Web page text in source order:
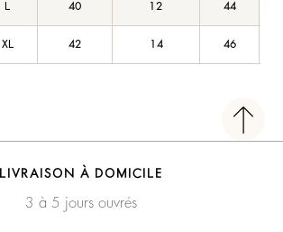
L 40 12 44
XL 42 14 46
LIVRAISON À DOMICILE
3 à 5 jours ouvrés